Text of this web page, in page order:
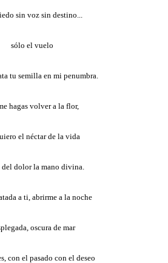
sin voz sin destino...
sólo el vuelo
tu semilla en mi penumbra.
hagas volver a la flor,
el néctar de la vida
del dolor la mano divina.
a ti, abrirme a la noche
oscura de mar
con el pasado con el deseo